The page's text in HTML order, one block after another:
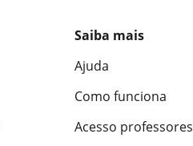
Saiba mais
Ajuda
Como funciona
Acesso professores